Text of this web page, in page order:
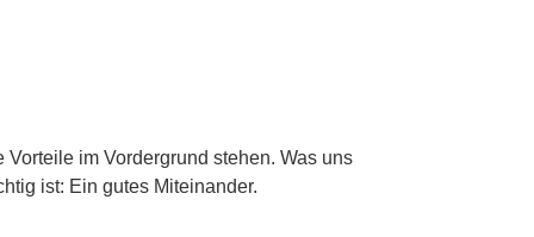
im Vordergrund stehen. Was uns
ist: Ein gutes Miteinander.